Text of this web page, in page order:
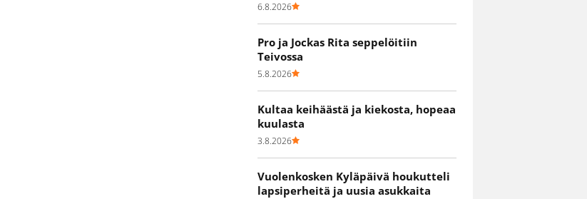
6.8.2026
Pro ja Jockas Rita seppelöitiin
Teivossa
5.8.2026
Kultaa keihäästä ja kiekosta, hopeaa
kuulasta
3.8.2026
Vuolenkosken Kyläpäivä houkutteli
lapsiperheitä ja uusia asukkaita